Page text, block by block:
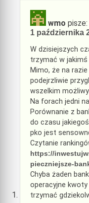
wmo pisze:
1 października
W dzisiejszych
trzymać w jakimś
Mimo, że na
podejrzliwie
wszelkim
Na forach jedni
Porównanie z
do czasu
pko jest
Czytanie
https://
pieczniejsze-
Chyba żaden
operacyjne kwoty
trzymać